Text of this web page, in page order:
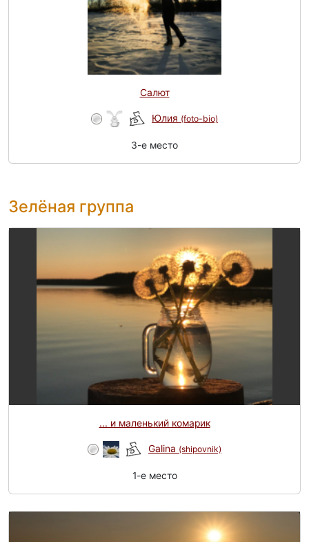
Салют
Юлия (foto-bio)
3-e место
Зелёная группа
... и маленький комарик
Galina (shipovnik)
1-e место